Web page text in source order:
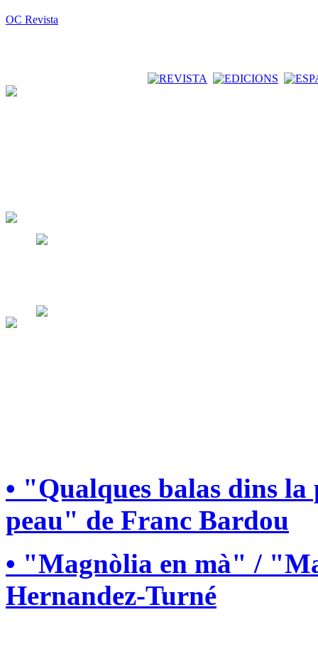
OC Revista
• "Qualques balas dins
peau" de Franc Bardou
• "Magnòlia en mà" /
Hernandez-Turné